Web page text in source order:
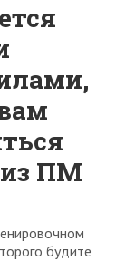
из ПМ
будите